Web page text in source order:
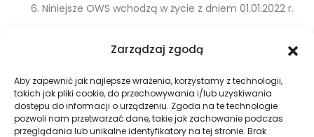
Zarządzaj zgodą
Aby zapewnić jak najlepsze wrażenia, korzystamy z technologii,
takich jak pliki cookie, do przechowywania i/lub uzyskiwania
dostępu do informacji o urządzeniu. Zgoda na te technologie
pozwoli nam przetwarzać dane, takie jak zachowanie podczas
przeglądania lub unikalne identyfikatory na tej stronie. Brak
Niniejsze OWS wchodzą w życie z dniem 01.01.2022 r.
PRAWA ODSTĄPIENIA OD UMOWY
POUCZENIE O ODSTĄPIENIU OD UMOWY